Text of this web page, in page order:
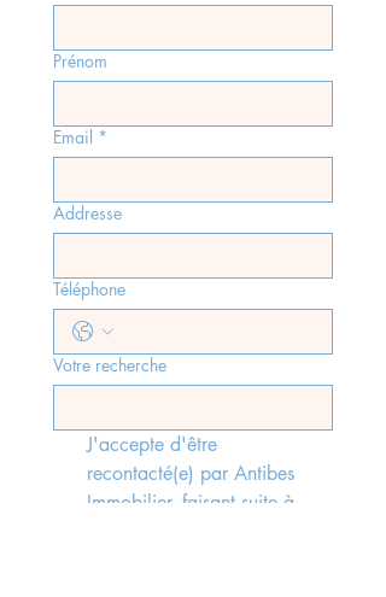
Prénom
Email *
Addresse
Téléphone
Votre recherche
J'accepte d'être
recontacté(e) par Antibes
Immobilier, faisant suite à